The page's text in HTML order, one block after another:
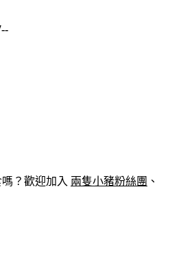
？歡迎加入 兩隻小豬粉絲團 、